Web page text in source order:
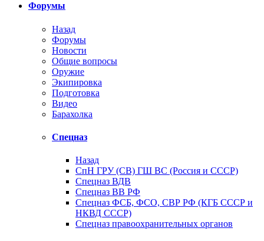
Форумы
Назад
Форумы
Новости
Общие вопросы
Оружие
Экипировка
Подготовка
Видео
Барахолка
Спецназ
Назад
СпН ГРУ (СВ) ГШ ВС (Россия и СССР)
Спецназ ВДВ
Спецназ ВВ РФ
Спецназ ФСБ, ФСО, СВР РФ (КГБ СССР и
НКВД СССР)
Спецназ правоохранительных органов